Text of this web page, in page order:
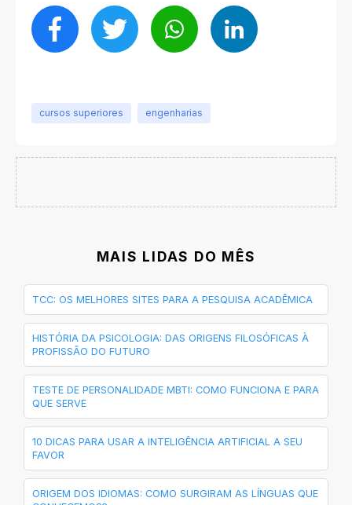
cursos superiores engenharias
MAIS LIDAS DO MÊS
TCC: OS MELHORES SITES PARA A PESQUISA ACADÊMICA
HISTÓRIA DA PSICOLOGIA: DAS ORIGENS FILOSÓFICAS À
PROFISSÃO DO FUTURO
TESTE DE PERSONALIDADE MBTI: COMO FUNCIONA E PARA
QUE SERVE
10 DICAS PARA USAR A INTELIGÊNCIA ARTIFICIAL A SEU
FAVOR
ORIGEM DOS IDIOMAS: COMO SURGIRAM AS LÍNGUAS QUE